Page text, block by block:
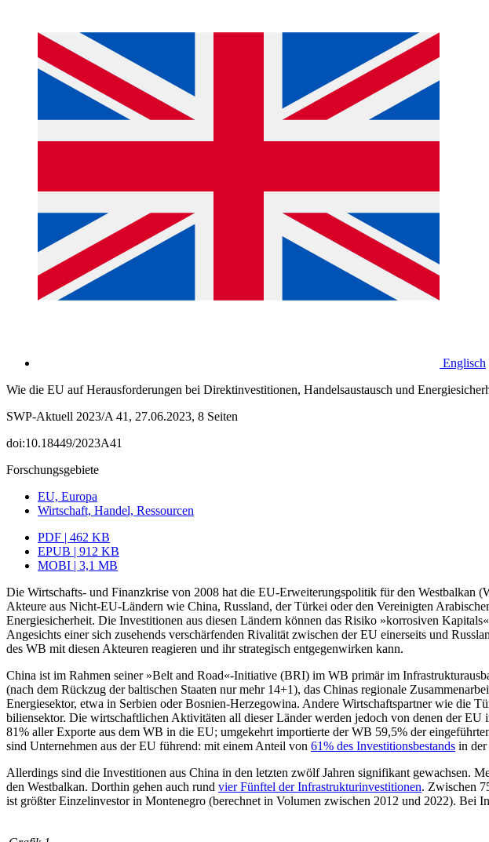
Englisch
Wie die EU auf Herausforderungen bei Direktinvestitionen, Handelsaustausch und
SWP-Aktuell 2023/A 41, 27.06.2023, 8 Seiten
doi:10.18449/2023A41
Forschungsgebiete
EU, Europa
Wirtschaft, Handel, Ressourcen
PDF | 462 KB
EPUB | 912 KB
MOBI | 3,1 MB
Die Wirtschafts- und Finanzkrise von 2008 hat die EU-Erweiterungspolitik für den Westbalkan
Akteure aus Nicht-EU-Ländern wie China, Russland, der Türkei oder den Vereinigten
Ener­giesicherheit. Die Investitionen aus diesen Ländern können das Risiko »korrosiven
Angesichts einer sich zusehends verschärfenden Riva­lität zwischen der EU einerseits und
des WB mit diesen Akteuren reagieren und ihr strategisch entgegenwirken kann.
China ist im Rahmen seiner »Belt and Road«-Initiative (BRI) im WB primär im
(nach dem Rückzug der baltischen Staaten nur mehr 14+1), das Chinas regionale
Energiesektor, etwa in Serbien oder Bos­nien-Herzegowina. Andere Wirtschafts­partner wie die
biliensektor. Die wirtschaftlichen Aktivitäten all dieser Länder werden jedoch von denen der
81% aller Exporte aus dem WB in die EU; umgekehrt importierte der WB 59,5% der
sind Unternehmen aus der EU führend: mit einem Anteil von 61% des Investitions­bestands in der
Allerdings sind die Investitionen aus China in den letzten zwölf Jahren signifikant gewachsen.
den Westbalkan. Dorthin gehen auch rund vier Fünftel der Infrastruktur­investitionen. Zwischen
ist größter Einzelinvestor in Montenegro (be­rechnet in Volumen zwischen 2012 und 2022). Bei